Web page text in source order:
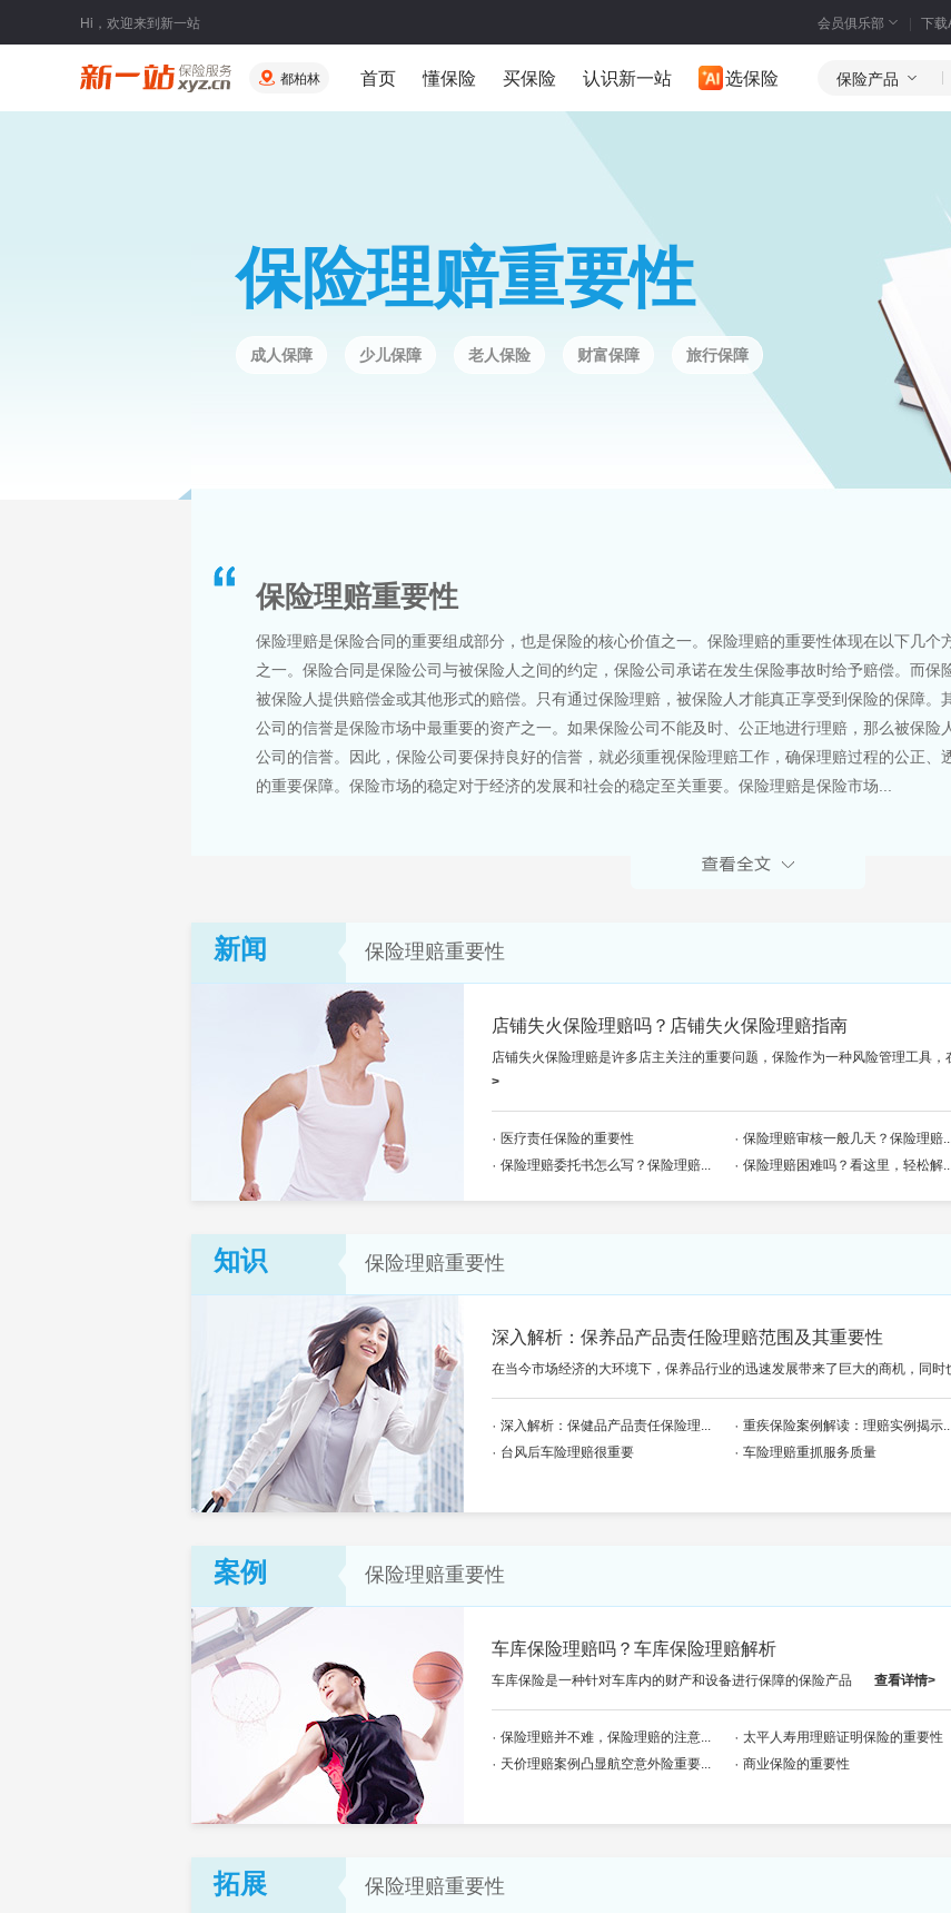
Hi，欢迎来到新一站 会员俱乐部 下
都柏林 首页 懂保险 买保险 认识新一站 选保险 保险产品
保险理赔重要性
成人保障 少儿保障 老人保险 财富保障 旅行保障
保险理赔重要性
保险理赔是保险合同的重要组成部分，也是保险的核心价值之一。保险理赔的重要性体现在以下几
之一。保险合同是保险公司与被保险人之间的约定，保险公司承诺在发生保险事故时给予赔偿。而保
被保险人提供赔偿金或其他形式的赔偿。只有通过保险理赔，被保险人才能真正享受到保险的保障。
公司的信誉是保险市场中最重要的资产之一。如果保险公司不能及时、公正地进行理赔，那么被保险
公司的信誉。因此，保险公司要保持良好的信誉，就必须重视保险理赔工作，确保理赔过程的公正、
的重要保障。保险市场的稳定对于经济的发展和社会的稳定至关重要。保险理赔是保险市场...
新闻 保险理赔重要性
店铺失火保险理赔吗？店铺失火保险理赔指南
店铺失火保险理赔是许多店主关注的重要问题，保险作为一种风险管理工具
>
医疗责任保险的重要性 保险理赔审核一般几天？保险理赔
保险理赔委托书怎么写？保险理赔...
保险理赔困难吗？看这里，轻松解
知识 保险理赔重要性
深入解析：保养品产品责任险理赔范围及其重要性
在当今市场经济的大环境下，保养品行业的迅速发展带来了巨大的商机，同时
深入解析：保健品产品责任保险理... 重疾保险案例解读：理赔实例揭示
台风后车险理赔很重要
车险理赔重抓服务质量
案例 保险理赔重要性
车库保险理赔吗？车库保险理赔解析
车库保险是一种针对车库内的财产和设备进行保障的保险产品 查看详情>
保险理赔并不难，保险理赔的注意... 太平人寿用理赔证明保险的重要性
天价理赔案例凸显航空意外险重要...
商业保险的重要性
拓展 保险理赔重要性